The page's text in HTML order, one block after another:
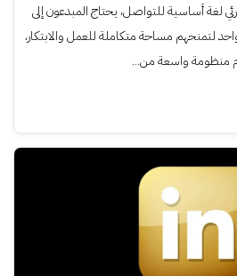
لغة أساسية للتواصل، يحتاج المبدعون إلى
لتمنحهم مساحة متكاملة للعمل والابتكار،
منظومة واسعة من...